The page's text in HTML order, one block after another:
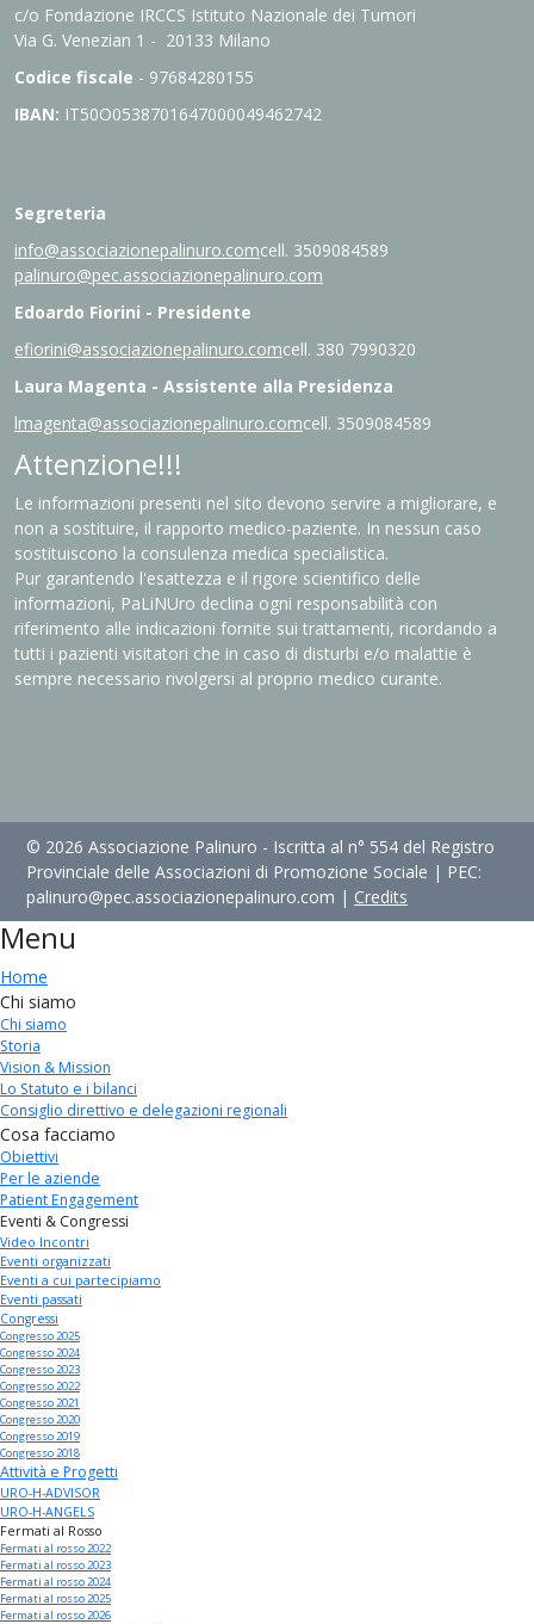
c/o Fondazione IRCCS Istituto Nazionale dei Tumori
Via G. Venezian 1 - 20133 Milano
Codice fiscale - 97684280155
IBAN: IT50O0538701647000049462742
Segreteria
info@associazionepalinuro.comcell. 3509084589
palinuro@pec.associazionepalinuro.com
Edoardo Fiorini - Presidente
efiorini@associazionepalinuro.comcell. 380 7990320
Laura Magenta - Assistente alla Presidenza
lmagenta@associazionepalinuro.comcell. 3509084589
Attenzione!!!
Le informazioni presenti nel sito devono servire a migliorare, e
non a sostituire, il rapporto medico-paziente. In nessun caso
sostituiscono la consulenza medica specialistica.
Pur garantendo l'esattezza e il rigore scientifico delle
informazioni, PaLiNUro declina ogni responsabilità con
riferimento alle indicazioni fornite sui trattamenti, ricordando a
tutti i pazienti visitatori che in caso di disturbi e/o malattie è
sempre necessario rivolgersi al proprio medico curante.
© 2026 Associazione Palinuro - Iscritta al n° 554 del Registro
Provinciale delle Associazioni di Promozione Sociale | PEC:
palinuro@pec.associazionepalinuro.com | Credits
Menu
Home
Chi siamo
Chi siamo
Storia
Vision & Mission
Lo Statuto e i bilanci
Consiglio direttivo e delegazioni regionali
Cosa facciamo
Obiettivi
Per le aziende
Patient Engagement
Eventi & Congressi
Video Incontri
Eventi organizzati
Eventi a cui partecipiamo
Eventi passati
Congressi
Congresso 2025
Congresso 2024
Congresso 2023
Congresso 2022
Congresso 2021
Congresso 2020
Congresso 2019
Congresso 2018
Attività e Progetti
URO-H-ADVISOR
URO-H-ANGELS
Fermati al Rosso
Fermati al rosso 2022
Fermati al rosso 2023
Fermati al rosso 2024
Fermati al rosso 2025
Fermati al rosso 2026